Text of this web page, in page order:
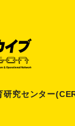
研究センター